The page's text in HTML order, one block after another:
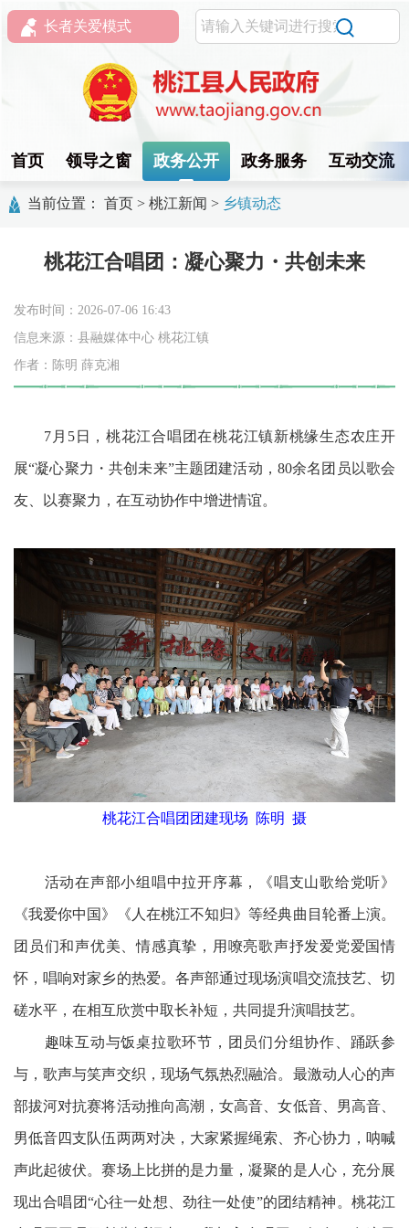
长者关爱模式
首页 领导之窗 政务公开 政务服务 互动交流
当前位置： 首页 > 桃江新闻 > 乡镇动态
桃花江合唱团：凝心聚力・共创未来
发布时间：2026-07-06 16:43
信息来源：县融媒体中心 桃花江镇
作者：陈明 薛克湘
7月5日，桃花江合唱团在桃花江镇新桃缘生态农庄开
展“凝心聚力・共创未来”主题团建活动，80余名团员以歌会
友、以赛聚力，在互动协作中增进情谊。
桃花江合唱团团建现场 陈明 摄
活动在声部小组唱中拉开序幕，《唱支山歌给党听》
《我爱你中国》《人在桃江不知归》等经典曲目轮番上演。
团员们和声优美、情感真挚，用嘹亮歌声抒发爱党爱国情
怀，唱响对家乡的热爱。各声部通过现场演唱交流技艺、切
磋水平，在相互欣赏中取长补短，共同提升演唱技艺。
趣味互动与饭桌拉歌环节，团员们分组协作、踊跃参
与，歌声与笑声交织，现场气氛热烈融洽。最激动人心的声
部拔河对抗赛将活动推向高潮，女高音、女低音、男高音、
男低音四支队伍两两对决，大家紧握绳索、齐心协力，呐喊
声此起彼伏。赛场上比拼的是力量，凝聚的是人心，充分展
现出合唱团“心往一处想、劲往一处使”的团结精神。桃花江